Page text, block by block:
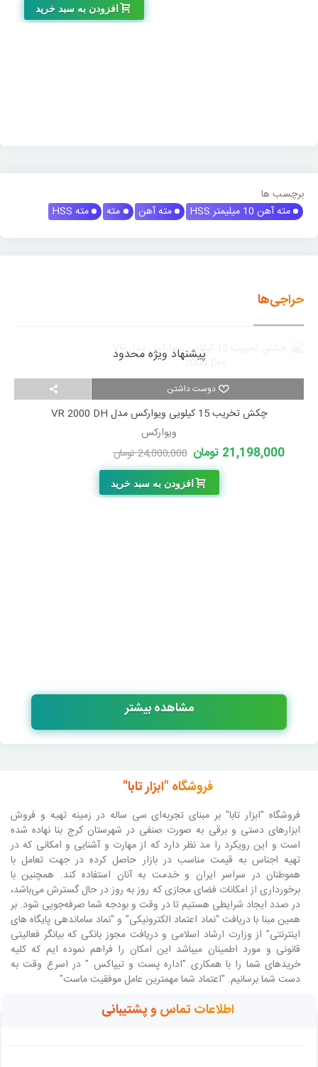
افزودن به سبد خرید
برچسب ها
مته آهن 10 میلیمتر HSS
مته آهن مته مته HSS
حراجی‌ها
دوست داشتن
پیشنهاد ویژه محدود
چکش تخریب 15 کیلویی ویوارکس مدل VR 2000 DH
ویوارکس
21,198,000 تومان 24,000,000 تومان
افزودن به سبد خرید
مشاهده بیشتر
فروشگاه "ابزار تابا"
فروشگاه "ابزار تابا"بر مبنای تجربه‌ای سی ساله در زمینه تهیه و فروش
ابزارهای دستی و برقی به صورت صنفی در شهرستان کرج بنا نهاده شده
است و این رویکرد را مد نظر دارد که از مهارت و آشنایی و امکانی که در
تهیه اجناس به قیمت مناسب در بازار حاصل کرده در جهت تعامل با
هموطنان در سراسر ایران و خدمت به آنان استفاده کند. همچنین با
برخورداری از امکانات فضای مجازی که روز به روز در حال گسترش می‌باشد،
در صدد ایجاد شرایطی هستیم تا در وقت و بودجه شما صرفه‌جویی شود. بر
همین مبنا با دریافت "نماد اعتماد الکترونیکی" و "نماد ساماندهی پایگاه های
اینترنتی" از وزارت ارشاد اسلامی و دریافت مجوز بانکی که بیانگر فعالیتی
قانونی و مورد اطمینان میباشد این امکان را فراهم نموده ایم که کلیه
خریدهای شما را با همکاری "اداره پست و تیپاکس " در اسرع وقت به
دست شما برسانیم. "اعتماد شما مهمترین عامل موفقیت ماست"
اطلاعات تماس و پشتیبانی